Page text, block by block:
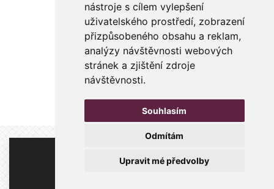
nástroje s cílem vylepšení
uživatelského prostředí, zobrazení
přizpůsobeného obsahu a reklam,
analýzy návštěvnosti webových
stránek a zjištění zdroje
návštěvnosti.
Souhlasím
Odmítám
Upravit mé předvolby
Změna nastavení
© 2023 Česká arteterapeutická asociace
všechna práva vyhrazena
Made with
in Czech rep.
Zde je místo pro Vaši inzerci.